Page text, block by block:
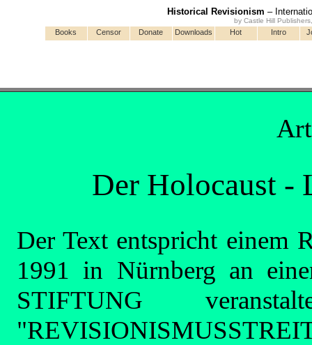
Historical Revisionism –
by Castle Hill
Der Holocaust -
Der Text entspricht einem
1991 in Nürnberg an
STIFTUNG
Books Censor Donate Downloads Hot Intro